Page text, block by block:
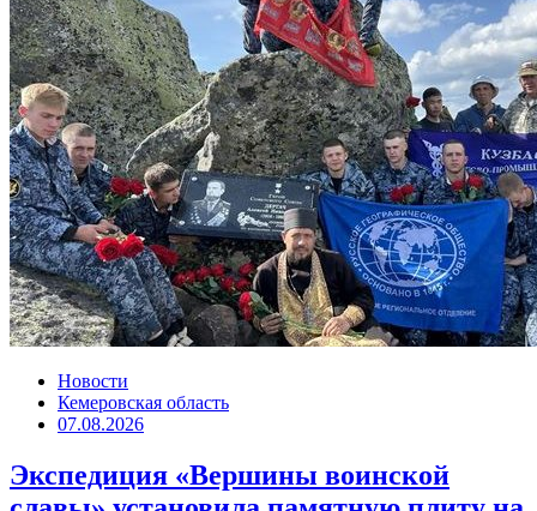
Новости
Кемеровская область
07.08.2026
Экспедиция «Вершины воинской